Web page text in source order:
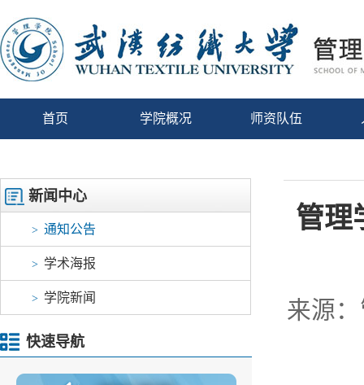
首页 学院概况 师资队伍
新闻中心
> 通知公告
> 学术海报
> 学院新闻
快速导航
管理
来源